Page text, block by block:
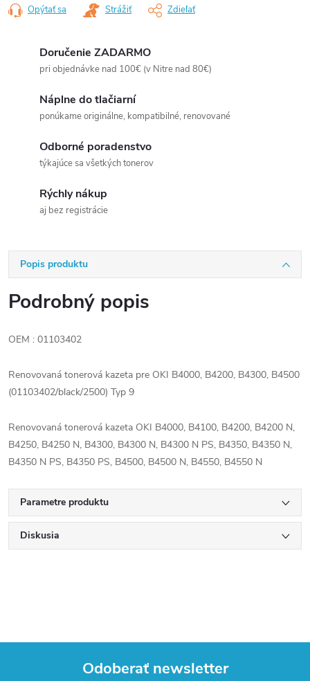
Opýtať sa Strážiť Zdieľať
Doručenie ZADARMO
pri objednávke nad 100€ (v Nitre nad 80€)
Náplne do tlačiarní
ponúkame originálne, kompatibilné, renovované
Odborné poradenstvo
týkajúce sa všetkých tonerov
Rýchly nákup
aj bez registrácie
Popis produktu
Podrobný popis
OEM : 01103402
Renovovaná tonerová kazeta pre OKI B4000, B4200, B4300, B4500
(01103402/black/2500) Typ 9
Renovovaná tonerová kazeta OKI B4000, B4100, B4200, B4200 N,
B4250, B4250 N, B4300, B4300 N, B4300 N PS, B4350, B4350 N,
B4350 N PS, B4350 PS, B4500, B4500 N, B4550, B4550 N
Parametre produktu
Diskusia
Odoberať newsletter